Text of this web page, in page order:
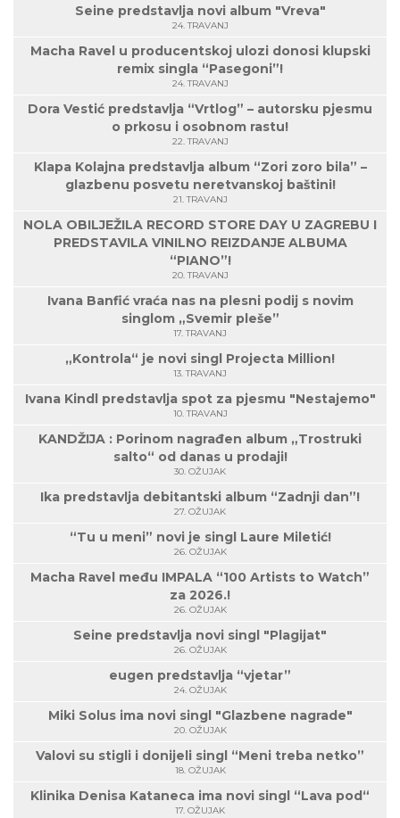
Seine predstavlja novi album "Vreva"
24. TRAVANJ
Macha Ravel u producentskoj ulozi donosi klupski
remix singla “Pasegoni”!
24. TRAVANJ
Dora Vestić predstavlja “Vrtlog” – autorsku pjesmu
o prkosu i osobnom rastu!
22. TRAVANJ
Klapa Kolajna predstavlja album “Zori zoro bila” –
glazbenu posvetu neretvanskoj baštini!
21. TRAVANJ
NOLA OBILJEŽILA RECORD STORE DAY U ZAGREBU I
PREDSTAVILA VINILNO REIZDANJE ALBUMA
“PIANO”!
20. TRAVANJ
Ivana Banfić vraća nas na plesni podij s novim
singlom „Svemir pleše”
17. TRAVANJ
„Kontrola“ je novi singl Projecta Million!
13. TRAVANJ
Ivana Kindl predstavlja spot za pjesmu "Nestajemo"
10. TRAVANJ
KANDŽIJA : Porinom nagrađen album „Trostruki
salto“ od danas u prodaji!
30. OŽUJAK
Ika predstavlja debitantski album “Zadnji dan”!
27. OŽUJAK
“Tu u meni” novi je singl Laure Miletić!
26. OŽUJAK
Macha Ravel među IMPALA “100 Artists to Watch”
za 2026.!
26. OŽUJAK
Seine predstavlja novi singl "Plagijat"
26. OŽUJAK
eugen predstavlja “vjetar”
24. OŽUJAK
Miki Solus ima novi singl "Glazbene nagrade"
20. OŽUJAK
Valovi su stigli i donijeli singl “Meni treba netko”
18. OŽUJAK
Klinika Denisa Kataneca ima novi singl “Lava pod“
17. OŽUJAK